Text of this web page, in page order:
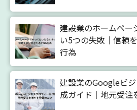
建設業のホームペー
い5つの失敗｜信頼
行為
建設業のGoogleビ
成ガイド｜地元受注